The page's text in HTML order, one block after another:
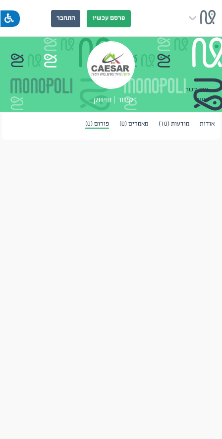
פרסם עכשיו התחבר
צור קשר
שתף
קיסר | שיווק...
אודות מודעות (10) מאמרים (0) פורום (0)